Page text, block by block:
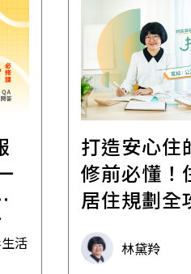
活
打造安心住
修前必懂！
居住規劃全
林黛羚